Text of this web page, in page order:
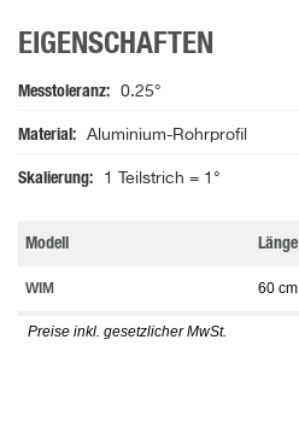
EIGENSCHAFTEN
Messtoleranz 0.25°
Material Aluminium-Rohrprofil
Skalierung 1 Teilstrich = 1°
Modell Länge
WIM 60 cm
Preise inkl. gesetzlicher MwSt.